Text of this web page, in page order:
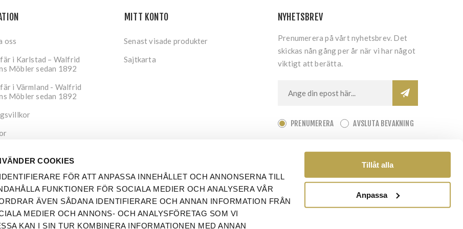
COOKIES
FÖR ATT ANPASSA INNEHÅLLET OCH ANNONSERNA TILL
FUNKTIONER FÖR SOCIALA MEDIER OCH ANALYSERA VÅR
ÄVEN SÅDANA IDENTIFIERARE OCH ANNAN INFORMATION FRÅN
MEDIER OCH ANNONS- OCH ANALYSFÖRETAG SOM VI
KAN I SIN TUR KOMBINERA INFORMATIONEN MED ANNAN
Tillåt alla
Anpassa
oss
i Karlstad – Walfrid
Möbler sedan 1892
i Värmland - Walfrid
Möbler sedan 1892
MITT KONTO
Senast visade produkter
Sajtkarta
NYHETSBREV
Prenumerera på vårt nyhetsbrev. Det
skickas nån gång per år när vi har något
viktigt att berätta.
PRENUMERERA AVSLUTA BEVAKNING